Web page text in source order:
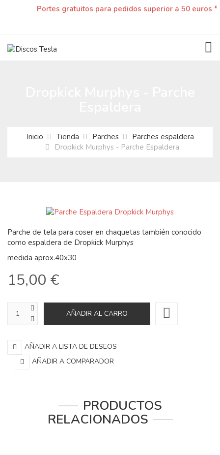
Portes gratuitos para pedidos superior a 50 euros *
Inicio Tienda Parches
Parches espaldera
Dropkick Murphys - Parche Espaldera
Parche de tela para coser en chaquetas también conocido
como espaldera de Dropkick Murphys
medida aprox.40x30
15,00 €
AÑADIR A LISTA DE DESEOS
AÑADIR A COMPARADOR
PRODUCTOS
RELACIONADOS